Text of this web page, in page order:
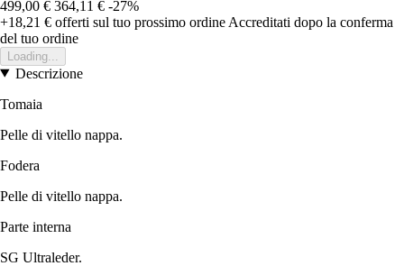
499,00 € 364,11 € -27%
+18,21 € offerti sul tuo prossimo ordine Accreditati dopo la conferma
del tuo ordine
Loading...
Descrizione
Tomaia
Pelle di vitello nappa.
Fodera
Pelle di vitello nappa.
Parte interna
SG Ultraleder.